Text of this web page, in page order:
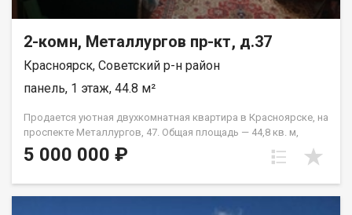
2-комн, Металлургов пр-кт, д.37
Красноярск, Советский р-н район
панель, 1 этаж, 44.8 м²
Продается уютная двухкомнатная квартира в Красноярске, на
проспекте Металлургов, 47. Общая площадь — 44,8 кв. м,
жилая площадь — 28 кв. м, кухня — 6 кв. м. Квартира
расположена на первом этаже пятиэтажного панельного
5 000 000 ₽